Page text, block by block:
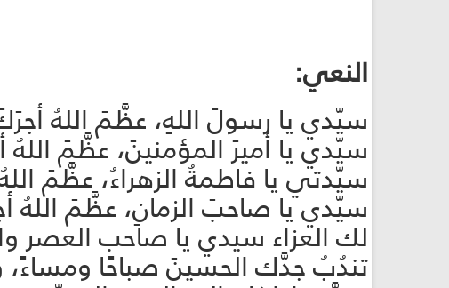
النعي:
سيّدي يا رسولَ اللهِ، عظَّمَ اللهُ
سيّدي يا أميرَ المؤمنينَ، عظَّمَ
سيّدتي يا فاطمةُ الزهراءُ، عظَّمَ
سيّدي يا صاحبَ الزمانِ، عظَّمَ
لك العزاء سيدي يا صاحب العصر
تندُبُ جدَّك الحسينَ صباحًا ومساءً،